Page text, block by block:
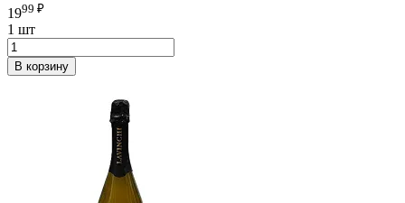
1999 ₽
1 шт
В корзину